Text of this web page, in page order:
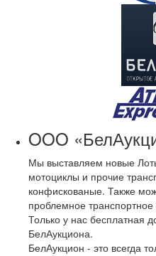
OOO
Мы выставляем новые
мотоциклы и прочие
конфискованые. Также
проблемное
Только у нас бесплатная
БелАукциона.
БелАукцион - это всегда